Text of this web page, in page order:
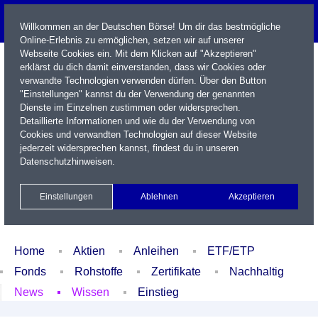
Name / WKN / ISIN / Kürzel
Xetra Realtime
Watchlist Portfolio Login
Home Aktien Anleihen
ETF/ETP
Fonds
Rohstoffe Zertifikate
Nachhaltig
News
Wissen Einstieg
Willkommen an der Deutschen Börse! Um dir das bestmögliche
Online-Erlebnis zu ermöglichen, setzen wir auf unserer
Webseite Cookies ein. Mit dem Klicken auf "Akzeptieren"
erklärst du dich damit einverstanden, dass wir Cookies oder
verwandte Technologien verwenden dürfen. Über den Button
"Einstellungen" kannst du der Verwendung der genannten
Dienste im Einzelnen zustimmen oder widersprechen.
Detaillierte Informationen und wie du der Verwendung von
Cookies und verwandten Technologien auf dieser Website
jederzeit widersprechen kannst, findest du in unseren
Datenschutzhinweisen.
Einstellungen Ablehnen Akzeptieren